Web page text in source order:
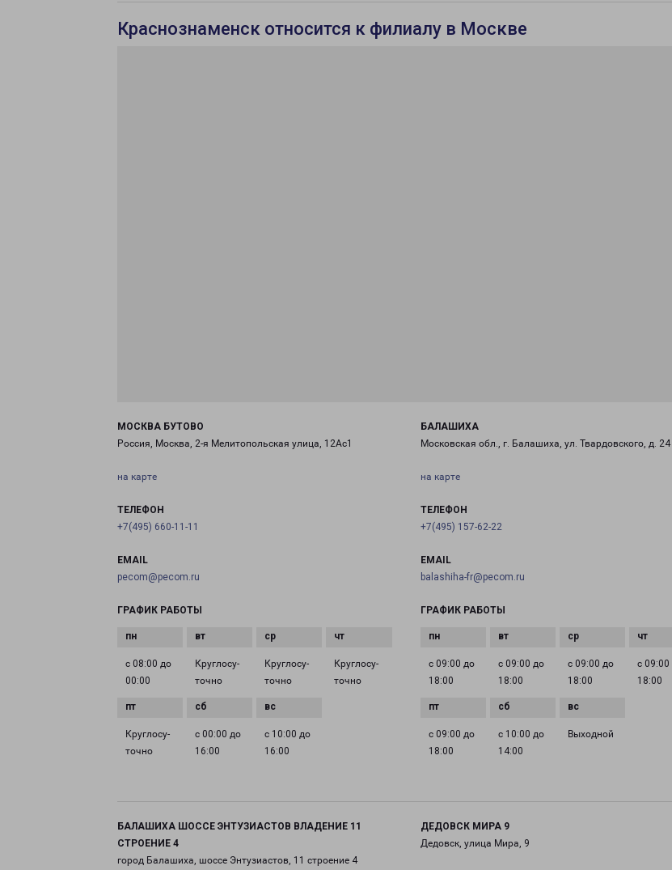
Краснознаменск относится к филиалу в Москве
МОСКВА БУТОВО
Россия, Москва, 2-я Мелитопольская улица, 12Ас1
на карте
ТЕЛЕФОН
+7(495) 660-11-11
EMAIL
pecom@pecom.ru
ГРАФИК РАБОТЫ
с 08:00 до
00:00
Круглосу­
точно
Круглосу­
точно
Круглосу­
точно
Круглосу­
точно
с 00:00 до
16:00
с 10:00 до
16:00
БАЛАШИХА
Московская обл., г. Балашиха, ул. Твардовского, д. 24
на карте
ТЕЛЕФОН
+7(495) 157-62-22
EMAIL
balashiha-fr@pecom.ru
ГРАФИК РАБОТЫ
с 09:00 до
18:00
с 09:00 до
18:00
с 09:00 до
18:00
с 09:00
18:00
с 09:00 до
18:00
с 10:00 до
14:00
Выходной
БАЛАШИХА ШОССЕ ЭНТУЗИАСТОВ ВЛАДЕНИЕ 11
СТРОЕНИЕ 4
город Балашиха, шоссе Энтузиастов, 11 строение 4
ДЕДОВСК МИРА 9
Дедовск, улица Мира, 9